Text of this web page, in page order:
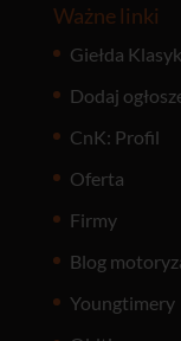
Ważne linki
Giełda
Dodaj
CnK: Profil
Oferta
Firmy
Blog
Youngtimery